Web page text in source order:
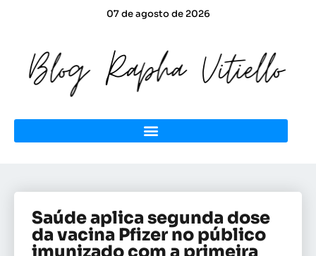
07 de agosto de 2026
Saúde aplica segunda dose
da vacina Pfizer no público
imunizado com a primeira